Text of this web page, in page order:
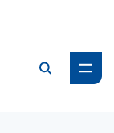
Zoeken